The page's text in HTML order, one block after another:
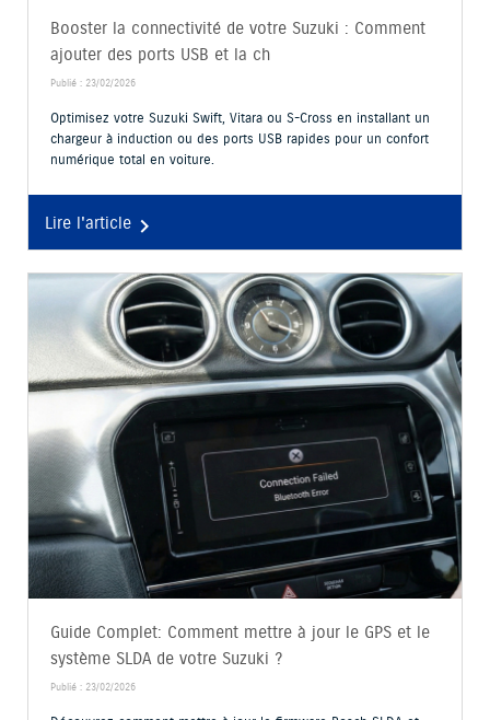
Booster la connectivité de votre Suzuki : Comment
ajouter des ports USB et la ch
Publié : 23/02/2026
Optimisez votre Suzuki Swift, Vitara ou S-Cross en installant un
chargeur à induction ou des ports USB rapides pour un confort
numérique total en voiture.
Lire l'article 
Guide Complet: Comment mettre à jour le GPS et le
système SLDA de votre Suzuki ?
Publié : 23/02/2026